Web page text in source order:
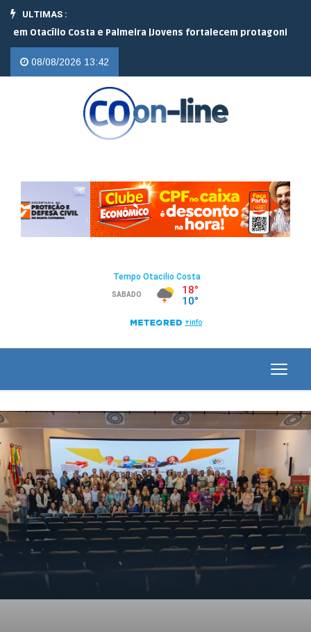
ULTIMAS :
Costa e Palmeira | Jovens fortalecem protagonismo no
08/08/2026 13:42